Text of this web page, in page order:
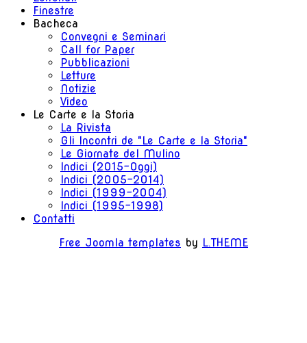
Finestre
Bacheca
Convegni e Seminari
Call for Paper
Pubblicazioni
Letture
Notizie
Video
Le Carte e la Storia
La Rivista
Gli Incontri de "Le Carte e la Storia"
Le Giornate del Mulino
Indici (2015-Oggi)
Indici (2005-2014)
Indici (1999-2004)
Indici (1995-1998)
Contatti
Free Joomla templates by L.THEME